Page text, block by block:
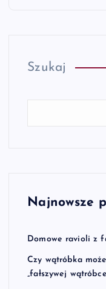
Szukaj
Najnowsze
Domowe ravioli z
Czy wątróbka
„fałszywej